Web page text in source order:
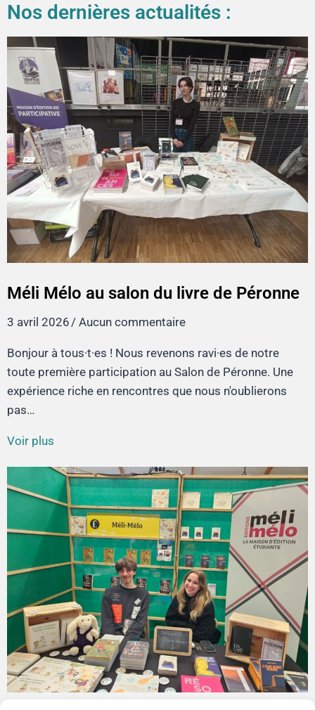
Nos dernières actualités :
Méli Mélo au salon du livre de Péronne
3 avril 2026 Aucun commentaire
Bonjour à tous·t·es ! Nous revenons ravi·es de notre
toute première participation au Salon de Péronne. Une
expérience riche en rencontres que nous n'oublierons
pas…
Voir plus